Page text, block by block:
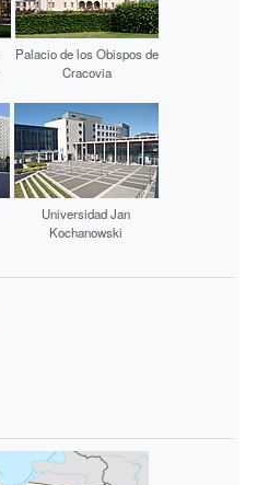
Palacio de los Obispos de
Cracovia
Universidad Jan
Kochanowski